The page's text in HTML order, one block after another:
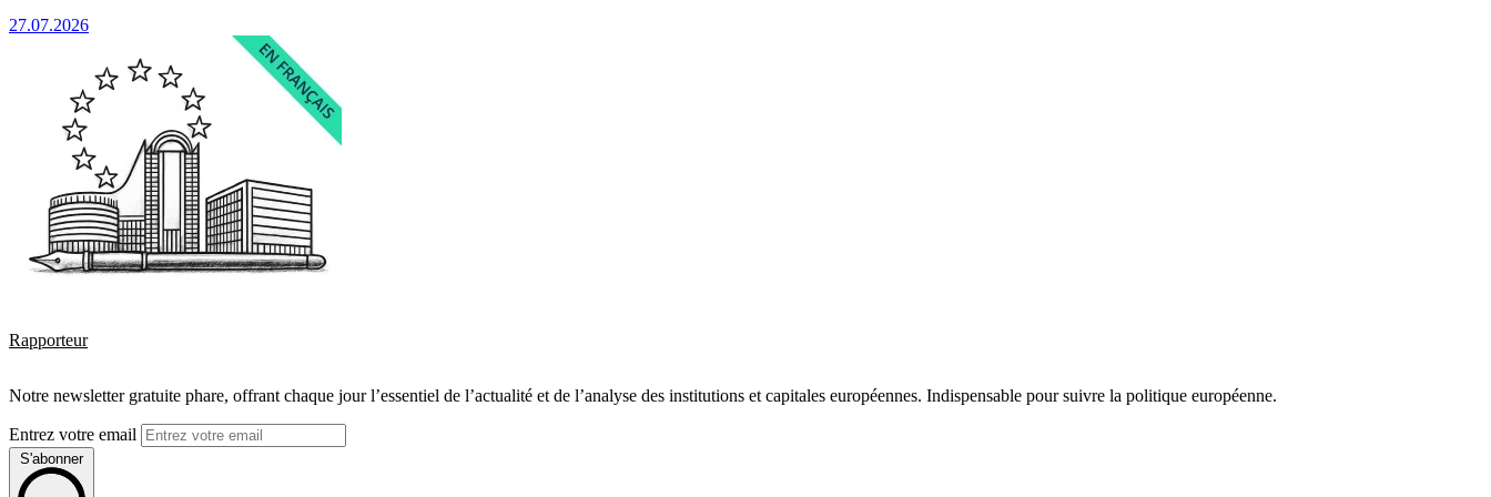
27.07.2026
Rapporteur
Notre newsletter gratuite phare, offrant chaque jour l’essentiel de l’actualité et de l’analyse des institutions et capitales européennes. Indispensable pour suivre la politique européenne.
Entrez votre email
S'abonner